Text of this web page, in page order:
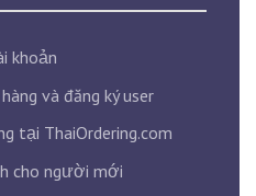
khoản
và đăng ký user
tại ThaiOrdering.com
cho người mới